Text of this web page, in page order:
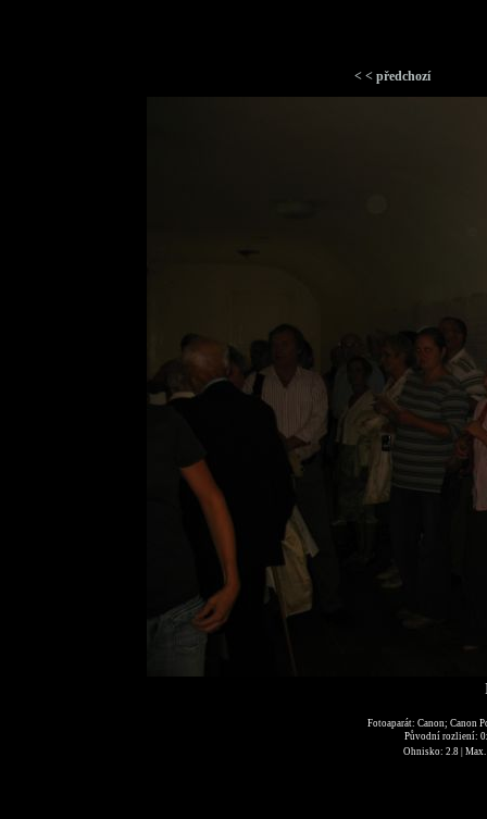
< < předchozí
Fotoaparát: Canon; Canon
Původní rozliení:
Ohnisko: 2.8 |